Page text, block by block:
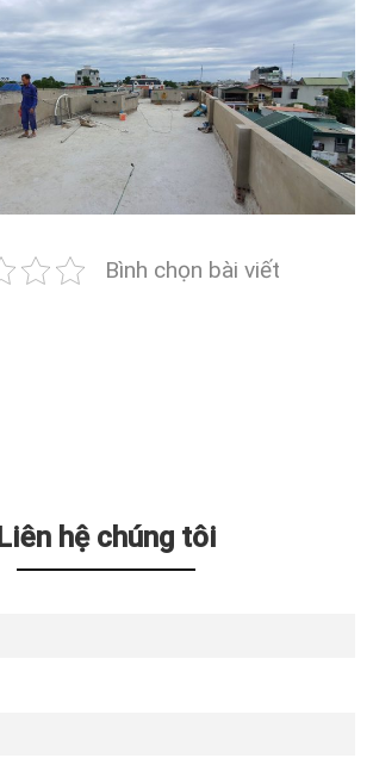
Bình chọn bài viết
Liên hệ chúng tôi